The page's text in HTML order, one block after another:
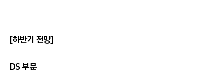
[하반기 전망]
DS 부문